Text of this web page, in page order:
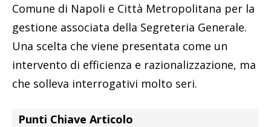
Comune di Napoli e Città Metropolitana per la
gestione associata della Segreteria Generale.
Una scelta che viene presentata come un
intervento di efficienza e razionalizzazione, ma
che solleva interrogativi molto seri.
Punti Chiave Articolo